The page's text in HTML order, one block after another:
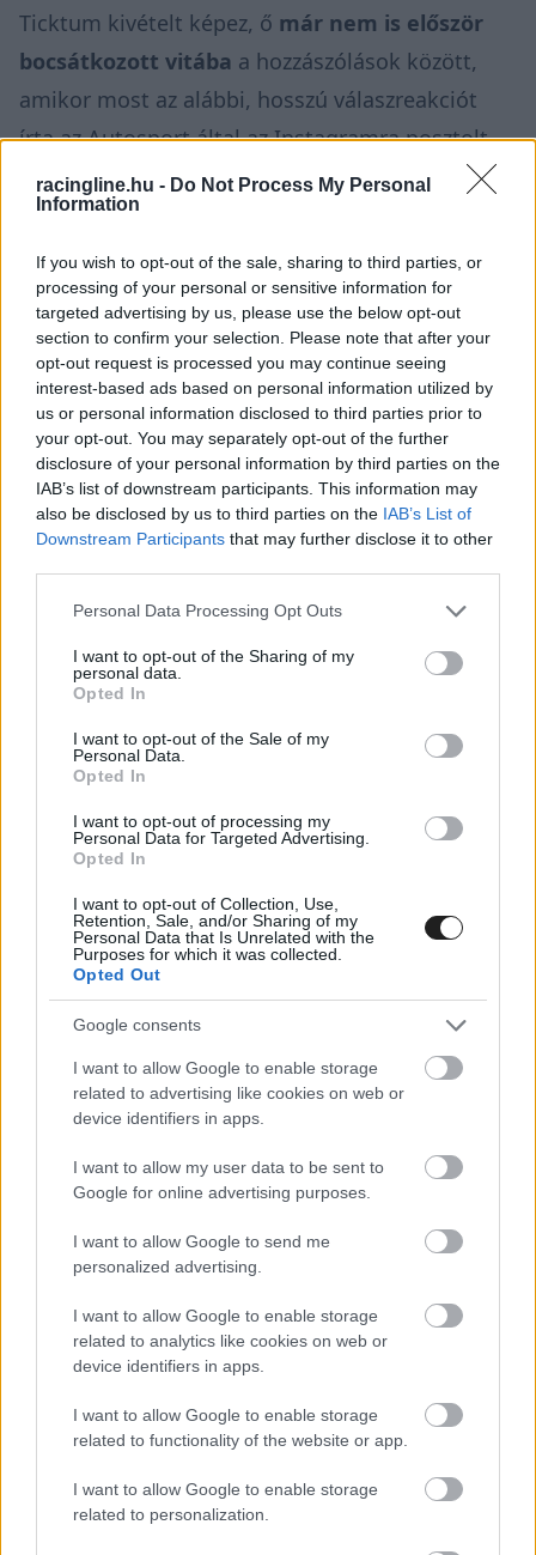
racingline.hu - Do Not Process My Personal
Information
If you wish to opt-out of the sale, sharing to third parties, or
processing of your personal or sensitive information for
targeted advertising by us, please use the below opt-out
section to confirm your selection. Please note that after your
opt-out request is processed you may continue seeing
interest-based ads based on personal information utilized by
us or personal information disclosed to third parties prior to
your opt-out. You may separately opt-out of the further
disclosure of your personal information by third parties on the
IAB’s list of downstream participants. This information may
also be disclosed by us to third parties on the IAB’s List of
Downstream Participants that may further disclose it to other
Please note that this website/app uses one or more Google
not limited to your visit or usage behaviour. You may click to
grant or deny consent to Google and its third-party tags to
use your data for below specified purposes in below Google
consent section.
Personal Data Processing Opt Outs
I want to opt-out of the Sharing of my
personal data.
Opted In
I want to opt-out of the Sale of my
Personal Data.
Opted In
I want to opt-out of processing my
Personal Data for Targeted Advertising.
Opted In
I want to opt-out of Collection, Use,
Retention, Sale, and/or Sharing of my
Personal Data that Is Unrelated with the
Purposes for which it was collected.
Opted Out
Google consents
I want to allow Google to enable storage
related to advertising like cookies on web or
device identifiers in apps.
I want to allow my user data to be sent to
Google for online advertising purposes.
I want to allow Google to send me
personalized advertising.
I want to allow Google to enable storage
related to analytics like cookies on web or
device identifiers in apps.
I want to allow Google to enable storage
related to functionality of the website or app.
I want to allow Google to enable storage
related to personalization.
Ticktum kivételt képez, ő már nem is először
bocsátkozott vitába a hozzászólások között,
amikor most az alábbi, hosszú válaszreakciót
írta az Autosport által az Instagramra posztolt
kép alá, egyszerre kérve számon a lapot a
pontatlanságáért és élcelődve az örömüket az ő
piszkálásában lelő olvasókon.
Formula E Source @formulaesource
💬 Dan Ticktum via Instagram.
The comment has since been
deleted.#FormulaE
Megtekintés az X-en